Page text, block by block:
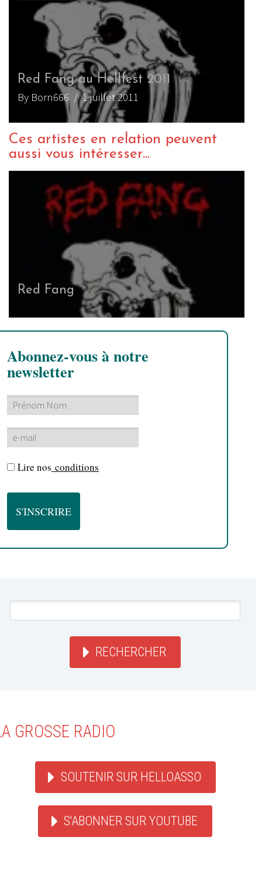
Red Fang au Hellfest 2011
By Born666 / 1 juillet 2011
Ces artistes en relation peuvent
aussi vous intéresser...
Red Fang
Abonnez-vous à notre
newsletter
Lire nos conditions
RECHERCHER
GROSSE RADIO
SOUTENIR SUR HELLOASSO
S'ABONNER SUR YOUTUBE